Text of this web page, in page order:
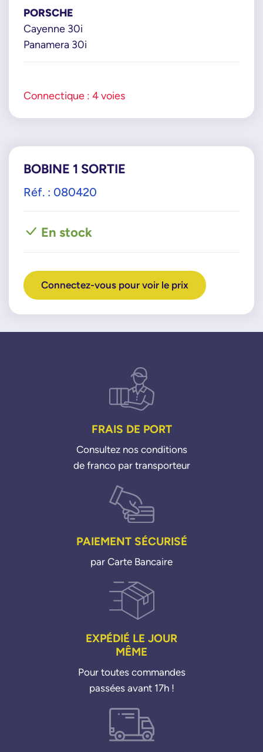
PORSCHE
Cayenne 30i
Panamera 30i
Connectique : 4 voies
BOBINE 1 SORTIE
Réf. : 080420
En stock
Connectez-vous pour voir le prix
FRAIS DE PORT
Consultez nos conditions
de franco par transporteur
PAIEMENT SÉCURISÉ
par Carte Bancaire
EXPÉDIÉ LE JOUR
MÊME
Pour toutes commandes
passées avant 17h !